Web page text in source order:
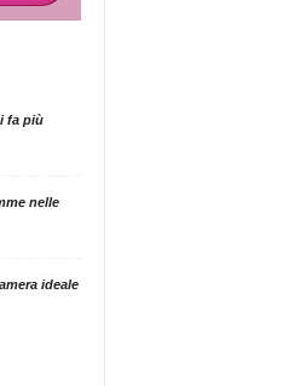
fa più
nelle
ideale